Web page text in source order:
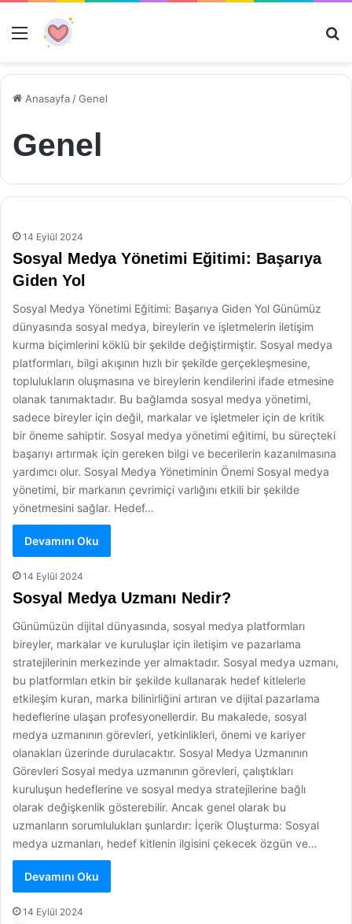
Menü
Anasayfa /Genel
Genel
14 Eylül 2024
Sosyal Medya Yönetimi Eğitimi: Başarıya
Giden Yol
Sosyal Medya Yönetimi Eğitimi: Başarıya Giden Yol Günümüz
dünyasında sosyal medya, bireylerin ve işletmelerin iletişim
kurma biçimlerini köklü bir şekilde değiştirmiştir. Sosyal medya
platformları, bilgi akışının hızlı bir şekilde gerçekleşmesine,
toplulukların oluşmasına ve bireylerin kendilerini ifade etmesine
olanak tanımaktadır. Bu bağlamda sosyal medya yönetimi,
sadece bireyler için değil, markalar ve işletmeler için de kritik
bir öneme sahiptir. Sosyal medya yönetimi eğitimi, bu süreçteki
başarıyı artırmak için gereken bilgi ve becerilerin kazanılmasına
yardımcı olur. Sosyal Medya Yönetiminin Önemi Sosyal medya
yönetimi, bir markanın çevrimiçi varlığını etkili bir şekilde
yönetmesini sağlar. Hedef…
Devamını Oku
14 Eylül 2024
Sosyal Medya Uzmanı Nedir?
Günümüzün dijital dünyasında, sosyal medya platformları
bireyler, markalar ve kuruluşlar için iletişim ve pazarlama
stratejilerinin merkezinde yer almaktadır. Sosyal medya uzmanı,
bu platformları etkin bir şekilde kullanarak hedef kitlelerle
etkileşim kuran, marka bilinirliğini artıran ve dijital pazarlama
hedeflerine ulaşan profesyonellerdir. Bu makalede, sosyal
medya uzmanının görevleri, yetkinlikleri, önemi ve kariyer
olanakları üzerinde durulacaktır. Sosyal Medya Uzmanının
Görevleri Sosyal medya uzmanının görevleri, çalıştıkları
kuruluşun hedeflerine ve sosyal medya stratejilerine bağlı
olarak değişkenlik gösterebilir. Ancak genel olarak bu
uzmanların sorumlulukları şunlardır: İçerik Oluşturma: Sosyal
medya uzmanları, hedef kitlenin ilgisini çekecek özgün ve…
Devamını Oku
14 Eylül 2024